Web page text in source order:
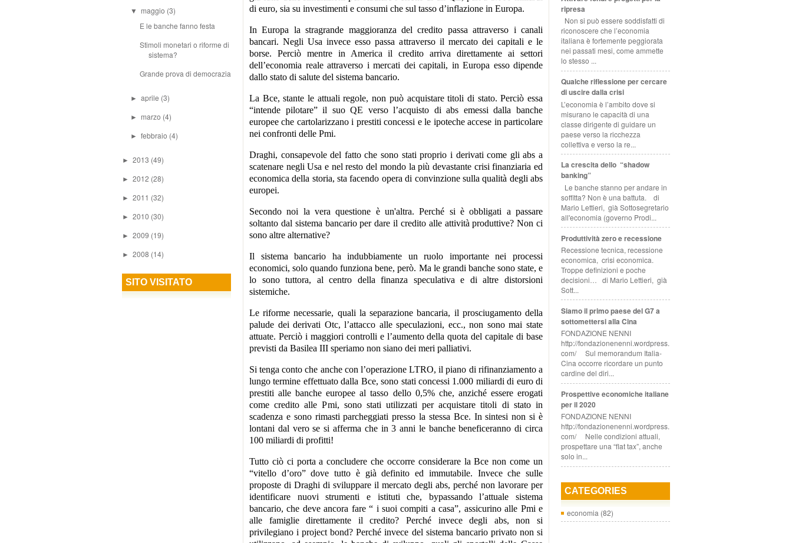
▼ maggio (3)
E le banche fanno festa
Stimoli monetari o riforme di
sistema?
Grande prova di democrazia
►aprile (3)
► marzo (4)
►febbraio (4)
► 2013 (49)
► 2012 (28)
► 2011 (32)
► 2010 (30)
► 2009 (19)
► 2008 (14)
SITO VISITATO
di euro, sia su investimenti e consumi che sul tasso d’inflazione in Europa.
In Europa la stragrande maggioranza del credito passa attraverso i canali
bancari. Negli Usa invece esso passa attraverso il mercato dei capitali e le
borse. Perciò mentre in America il credito arriva direttamente ai settori
dell’economia reale attraverso i mercati dei capitali, in Europa esso dipende
dallo stato di salute del sistema bancario.
La Bce, stante le attuali regole, non può acquistare titoli di stato. Perciò essa
“intende pilotare” il suo QE verso l’acquisto di abs emessi dalla banche
europee che cartolarizzano i prestiti concessi e le ipoteche accese in particolare
nei confronti delle Pmi.
Draghi, consapevole del fatto che sono stati proprio i derivati come gli abs a
scatenare negli Usa e nel resto del mondo la più devastante crisi finanziaria ed
economica della storia, sta facendo opera di convinzione sulla qualità degli abs
europei.
Secondo noi la vera questione è un'altra. Perché si è obbligati a passare
soltanto dal sistema bancario per dare il credito alle attività produttive? Non ci
sono altre alternative?
Il sistema bancario ha indubbiamente un ruolo importante nei processi
economici, solo quando funziona bene, però. Ma le grandi banche sono state, e
lo sono tuttora, al centro della finanza speculativa e di altre distorsioni
sistemiche.
Le riforme necessarie, quali la separazione bancaria, il prosciugamento della
palude dei derivati Otc, l’attacco alle speculazioni, ecc., non sono mai state
attuate. Perciò i maggiori controlli e l’aumento della quota del capitale di base
previsti da Basilea III speriamo non siano dei meri palliativi.
Si tenga conto che anche con l’operazione LTRO, il piano di rifinanziamento a
lungo termine effettuato dalla Bce, sono stati concessi 1.000 miliardi di euro di
prestiti alle banche europee al tasso dello 0,5% che, anziché essere erogati
come credito alle Pmi, sono stati utilizzati per acquistare titoli di stato in
scadenza e sono rimasti parcheggiati presso la stessa Bce. In sintesi non si è
lontani dal vero se si afferma che in 3 anni le banche beneficeranno di circa
100 miliardi di profitti!
Tutto ciò ci porta a concludere che occorre considerare la Bce non come un
“vitello d’oro” dove tutto è già definito ed immutabile. Invece che sulle
proposte di Draghi di sviluppare il mercato degli abs, perché non lavorare per
identificare nuovi strumenti e istituti che, bypassando l’attuale sistema
bancario, che deve ancora fare “ i suoi compiti a casa”, assicurino alle Pmi e
alle famiglie direttamente il credito? Perché invece degli abs, non si
privilegiano i project bond? Perché invece del sistema bancario privato non si
ripresa
Non si può essere soddisfatti di
riconoscere che l’economia
italiana è fortemente peggiorata
nei passati mesi, come ammette
lo stesso ...
Qualche riflessione per cercare
di uscire dalla crisi
L’economia è l’ambito dove si
misurano le capacità di una
classe dirigente di guidare un
paese verso la ricchezza
collettiva e verso la re...
La crescita dello “shadow
banking”
Le banche stanno per andare in
soffitta? Non è una battuta. di
Mario Lettieri, già Sottosegretario
all'economia (governo Prodi...
Produttività zero e recessione
Recessione tecnica, recessione
economica, crisi economica.
Troppe definizioni e poche
decisioni… di Mario Lettieri, già
Sott...
Siamo il primo paese del G7 a
sottomettersi alla Cina
FONDAZIONE NENNI
http://fondazionenenni.wordpress.
com/ Sul memorandum Italia-
Cina occorre ricordare un punto
cardine del diri...
Prospettive economiche italiane
per il 2020
FONDAZIONE NENNI
http://fondazionenenni.wordpress.
com/ Nelle condizioni attuali,
prospettare una “flat tax”, anche
solo in...
CATEGORIES
economia (82)